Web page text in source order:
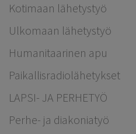
Kotimaan lähetystyö
Ulkomaan lähetystyö
Humanitaarinen apu
Paikallisradiolähetykset
LAPSI- JA PERHETYÖ
Perhe- ja diakoniatyö